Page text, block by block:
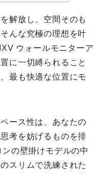
解放し、空間そのも
んな究極の理想を叶
ウォールモニターア
に一切縛られること
最も快適な位置にモ
ース性は、あなたの
考を妨げるものを排
の壁掛けモデルの中
スリムで洗練された